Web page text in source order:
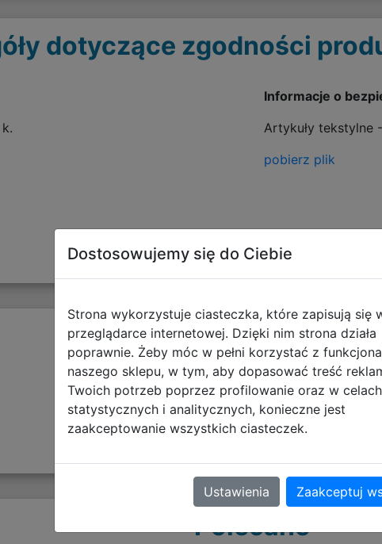
dotyczące zgodności
Informacje o
Artykuły tekstylne
pobierz plik
Opinie o produkcie
Polecane
Dostosowujemy się do Ciebie
Strona wykorzystuje ciasteczka, które zapisują się
przeglądarce internetowej. Dzięki nim strona działa
poprawnie. Żeby móc w pełni korzystać z
naszego sklepu, w tym, aby dopasować treść
Twoich potrzeb poprzez profilowanie oraz w celach
statystycznych i analitycznych, konieczne jest
zaakceptowanie wszystkich ciasteczek.
Ustawienia Zaakceptuj